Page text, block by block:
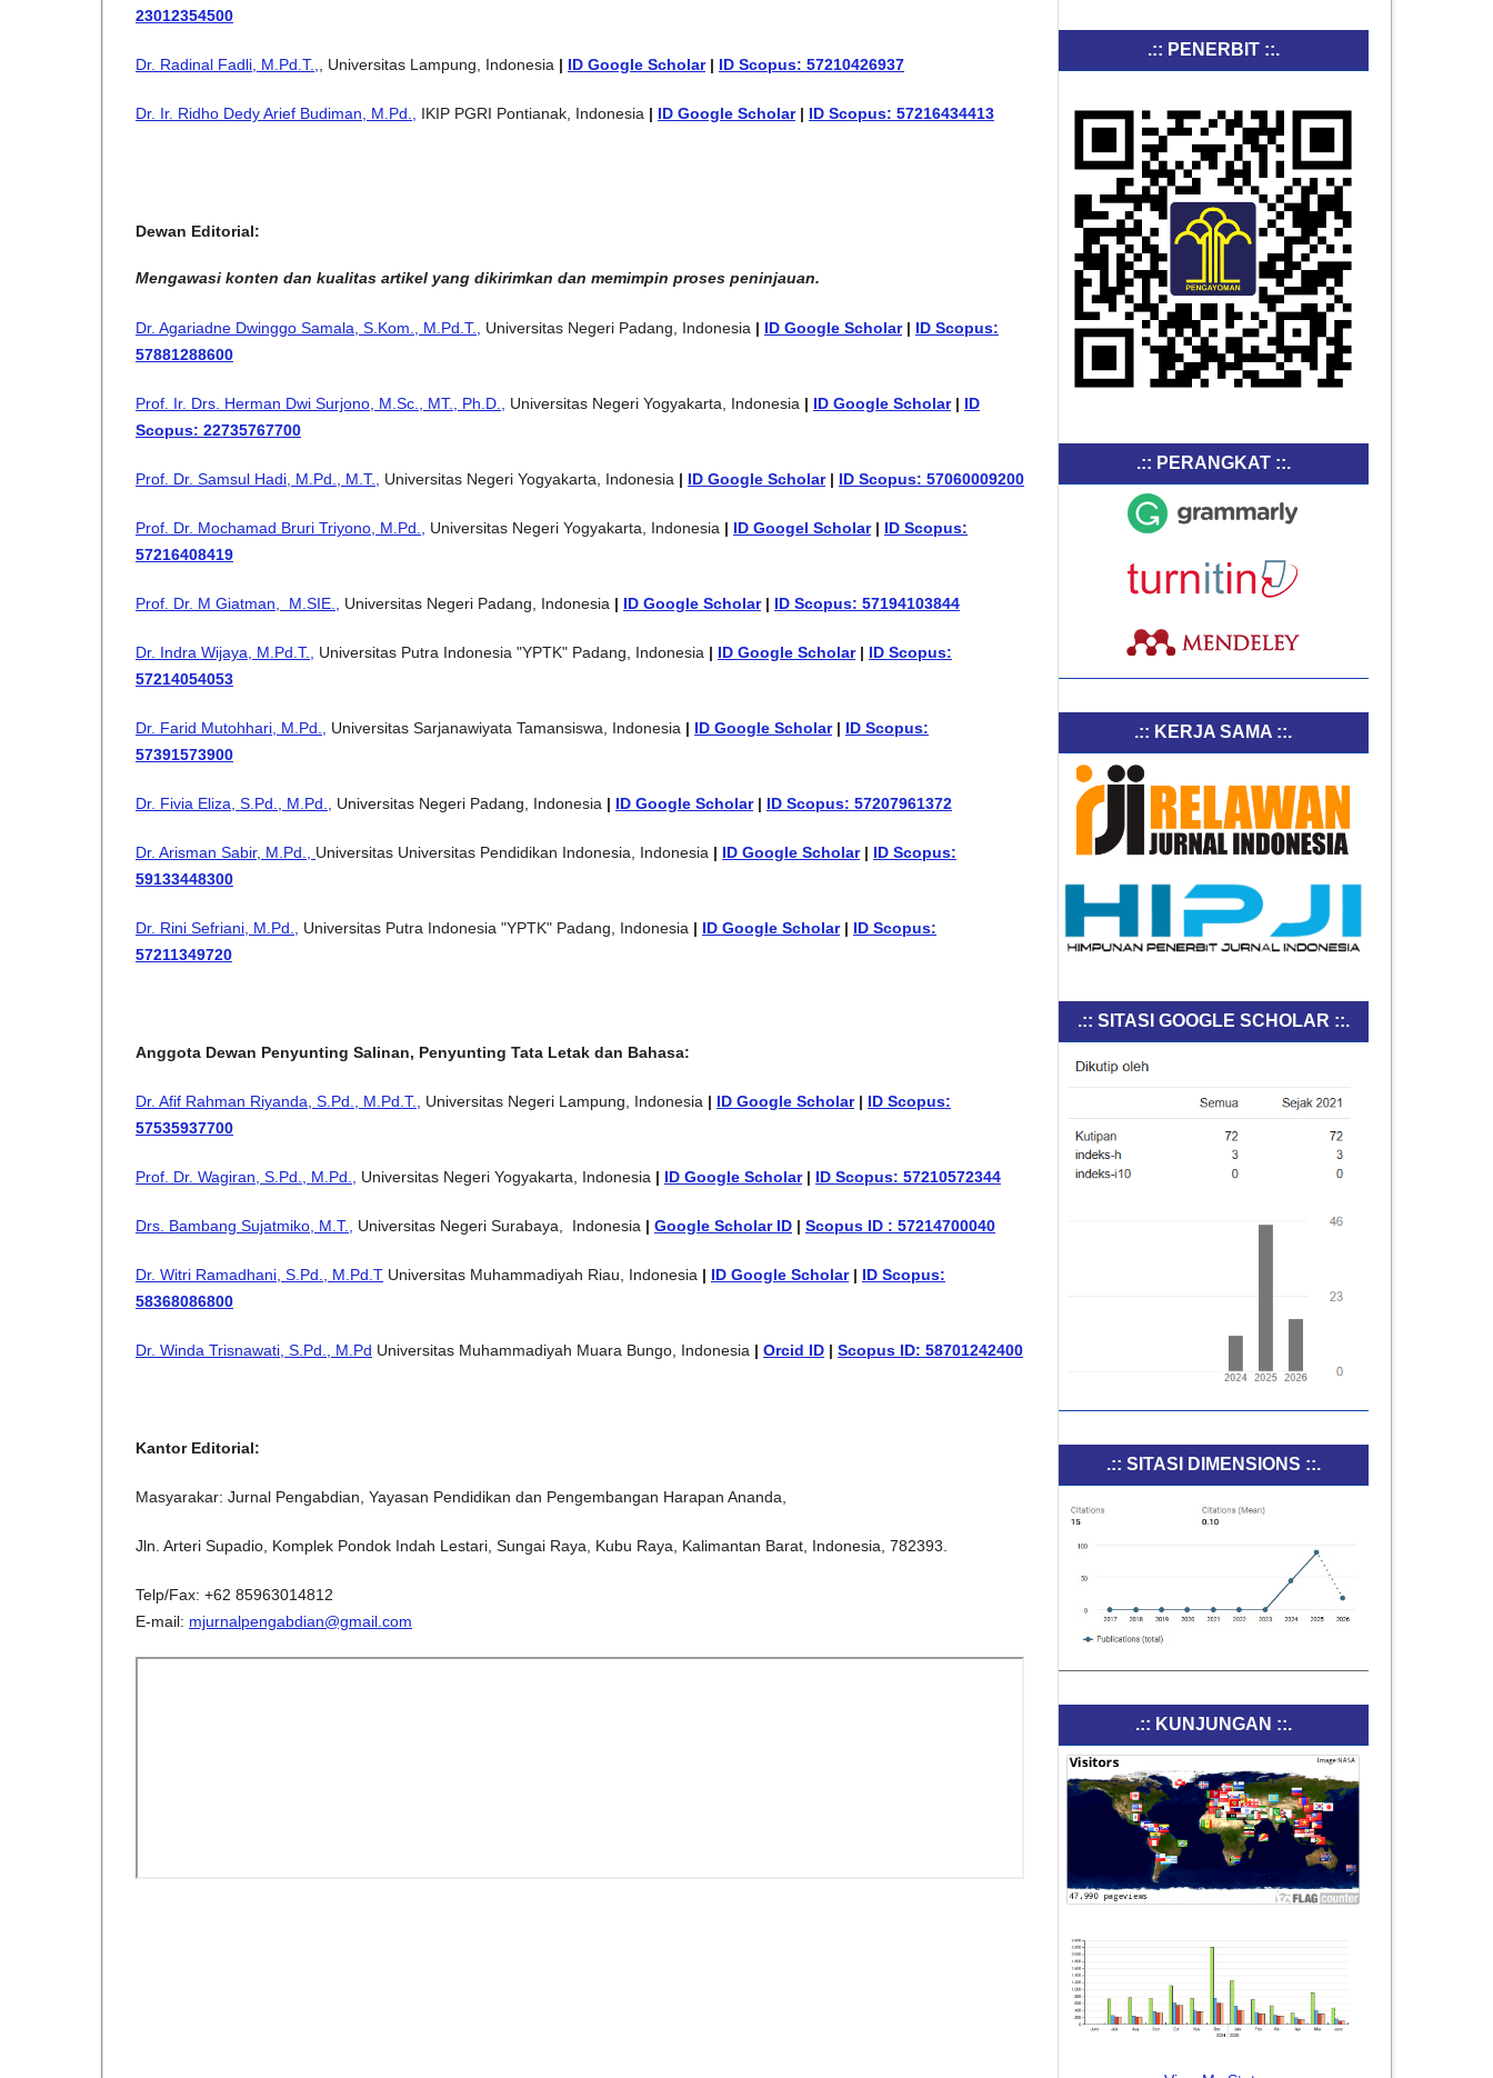
23012354500
Dr. Radinal Fadli, M.Pd.T., , Universitas Lampung, Indonesia | ID Google Scholar| ID Scopus: 57210426937
Dr. Ir. Ridho Dedy Arief Budiman, M.Pd., IKIP PGRI Pontianak, Indonesia | ID Google Scholar| ID Scopus: 57216434413
Dewan Editorial:
Mengawasi konten dan kualitas artikel yang dikirimkan dan memimpin proses peninjauan.
Dr. Agariadne Dwinggo Samala, S.Kom., M.Pd.T., Universitas Negeri Padang, Indonesia | ID Google Scholar| ID Scopus:
57881288600
Prof. Ir. Drs. Herman Dwi Surjono, M.Sc., MT., Ph.D., Universitas Negeri Yogyakarta, Indonesia | ID Google Scholar| ID
Scopus: 22735767700
Prof. Dr. Samsul Hadi, M.Pd., M.T., Universitas Negeri Yogyakarta, Indonesia | ID Google Scholar| ID Scopus: 57060009200
Prof. Dr. Mochamad Bruri Triyono, M.Pd., Universitas Negeri Yogyakarta, Indonesia | ID Googel Scholar| ID Scopus:
57216408419
Prof. Dr. M Giatman, M.SIE., Universitas Negeri Padang, Indonesia | ID Google Scholar| ID Scopus: 57194103844
Dr. Indra Wijaya, M.Pd.T., Universitas Putra Indonesia "YPTK" Padang, Indonesia | ID Google Scholar| ID Scopus:
57214054053
Dr. Farid Mutohhari, M.Pd., Universitas Sarjanawiyata Tamansiswa, Indonesia | ID Google Scholar| ID Scopus:
57391573900
Dr. Fivia Eliza, S.Pd., M.Pd., Universitas Negeri Padang, Indonesia | ID Google Scholar| ID Scopus: 57207961372
Dr. Arisman Sabir, M.Pd., Universitas Universitas Pendidikan Indonesia, Indonesia | ID Google Scholar| ID Scopus:
59133448300
Dr. Rini Sefriani, M.Pd., Universitas Putra Indonesia "YPTK" Padang, Indonesia | ID Google Scholar| ID Scopus:
57211349720
Anggota Dewan Penyunting Salinan, Penyunting Tata Letak dan Bahasa:
Dr. Afif Rahman Riyanda, S.Pd., M.Pd.T., Universitas Negeri Lampung, Indonesia | ID Google Scholar| ID Scopus:
57535937700
Prof. Dr. Wagiran, S.Pd., M.Pd., Universitas Negeri Yogyakarta, Indonesia | ID Google Scholar| ID Scopus: 57210572344
Drs. Bambang Sujatmiko, M.T., Universitas Negeri Surabaya, Indonesia | Google Scholar ID | Scopus ID : 57214700040
Dr. Witri Ramadhani, S.Pd., M.Pd.T Universitas Muhammadiyah Riau, Indonesia | ID Google Scholar| ID Scopus:
58368086800
Dr. Winda Trisnawati, S.Pd., M.Pd Universitas Muhammadiyah Muara Bungo, Indonesia | Orcid ID | Scopus ID: 58701242400
Kantor Editorial:
Masyarakar: Jurnal Pengabdian, Yayasan Pendidikan dan Pengembangan Harapan Ananda,
Jln. Arteri Supadio, Komplek Pondok Indah Lestari, Sungai Raya, Kubu Raya, Kalimantan Barat, Indonesia, 782393.
Telp/Fax: +62 85963014812
E-mail: mjurnalpengabdian@gmail.com
.:: PENERBIT ::.
.:: PERANGKAT ::.
.:: KERJA SAMA ::.
.:: SITASI GOOGLE SCHOLAR ::.
.:: SITASI DIMENSIONS ::.
.:: KUNJUNGAN ::.